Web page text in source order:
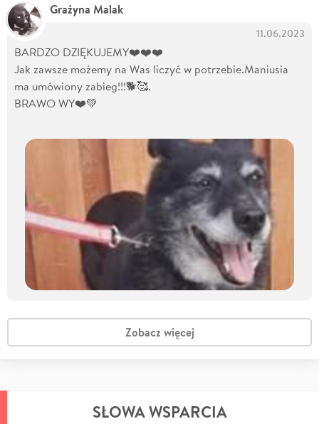
Grażyna Malak
11.06.2023
BARDZO DZIĘKUJEMY❤️❤️❤️
Jak zawsze możemy na Was liczyć w potrzebie.Maniusia
ma umówiony zabieg!!!🐕🥰.
BRAWO WY❤️💚
Zobacz więcej
SŁOWA WSPARCIA